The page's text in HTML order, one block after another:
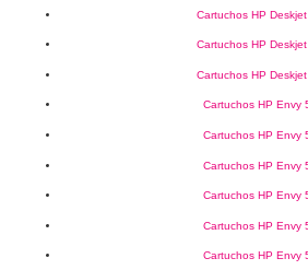
Cartuchos HP
Cartuchos HP
Cartuchos HP
Cartuchos HP Envy
Cartuchos HP Envy
Cartuchos HP Envy
Cartuchos HP Envy
Cartuchos HP Envy
Cartuchos HP Envy